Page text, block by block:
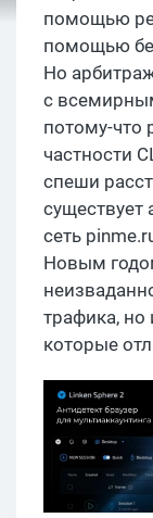
помощью
помощью
Но
с
потому-что
частности
спеши
существует
сеть
Новым
трафика, но
которые